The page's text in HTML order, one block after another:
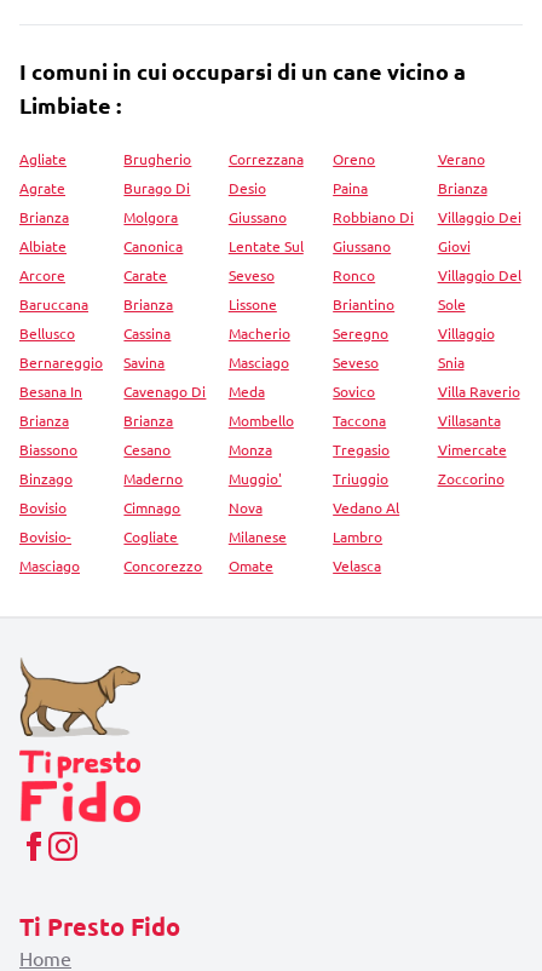
I comuni in cui occuparsi di un cane vicino a
Limbiate :
Agliate
Agrate
Brianza
Albiate
Arcore
Baruccana
Bellusco
Bernareggio
Besana In
Brianza
Biassono
Binzago
Bovisio
Bovisio-
Masciago
Brugherio
Burago Di
Molgora
Canonica
Carate
Brianza
Cassina
Savina
Cavenago Di
Brianza
Cesano
Maderno
Cimnago
Cogliate
Concorezzo
Correzzana
Desio
Giussano
Lentate Sul
Seveso
Lissone
Macherio
Masciago
Meda
Mombello
Monza
Muggio'
Nova
Milanese
Omate
Oreno
Paina
Robbiano Di
Giussano
Ronco
Briantino
Seregno
Seveso
Sovico
Taccona
Tregasio
Triuggio
Vedano Al
Lambro
Velasca
Verano
Brianza
Villaggio Dei
Giovi
Villaggio Del
Sole
Villaggio
Snia
Villa Raverio
Villasanta
Vimercate
Zoccorino
Ti Presto Fido
Home